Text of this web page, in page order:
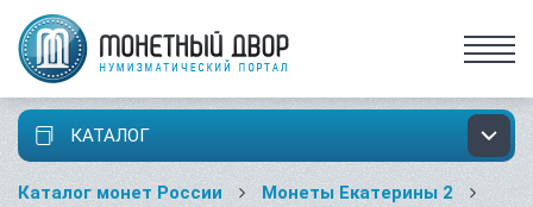
КАТАЛОГ
Каталог монет России
Монеты Екатерины 2